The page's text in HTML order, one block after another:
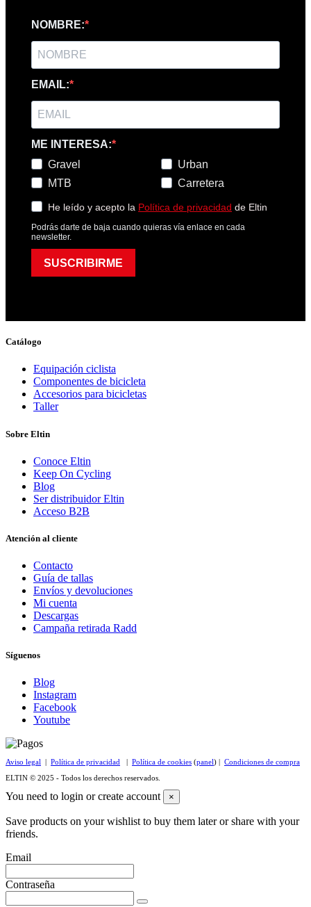
NOMBRE:
EMAIL:
ME INTERESA:
Gravel
MTB
Urban
Carretera
He leído y acepto la Política de privacidad de Eltin
Podrás darte de baja cuando quieras vía enlace en cada
newsletter.
SUSCRIBIRME
Catálogo
Equipación ciclista
Componentes de bicicleta
Accesorios para bicicletas
Taller
Sobre Eltin
Conoce Eltin
Keep On Cycling
Blog
Ser distribuidor Eltin
Acceso B2B
Atención al cliente
Contacto
Guía de tallas
Envíos y devoluciones
Mi cuenta
Descargas
Campaña retirada Radd
Síguenos
Blog
Instagram
Facebook
Youtube
Aviso legal Política de privacidad Política de cookies (panel) | Condiciones de compra
ELTIN © 2025 - Todos los derechos reservados.
You need to login or create account ×
Save products on your wishlist to buy them later or share with your
friends.
Email
Contraseña